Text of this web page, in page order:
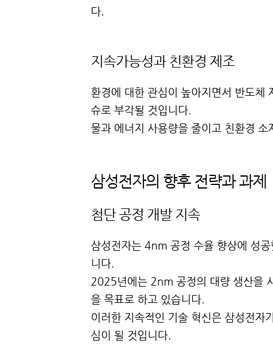
다.
지속가능성과 친환경 제조
환경에 대한 관심이 높아지면서 반도체
슈로 부각될 것입니다.
물과 에너지 사용량을 줄이고 친환경
삼성전자의 향후 전략과 과제
첨단 공정 개발 지속
삼성전자는 4nm 공정 수율 향상에 성
니다.
2025년에는 2nm 공정의 대량 생산을
을 목표로 하고 있습니다.
이러한 지속적인 기술 혁신은 삼성전자
심이 될 것입니다.